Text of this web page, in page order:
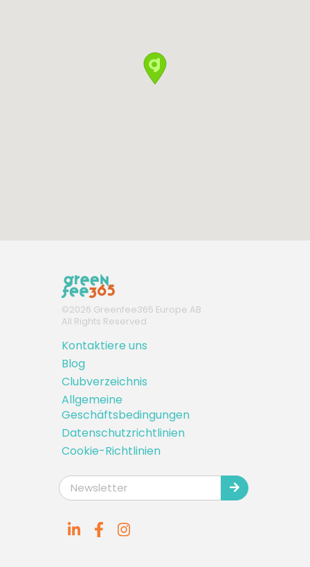
©2026 Greenfee365 Europe AB.
All Rights Reserved
Kontaktiere uns
Blog
Clubverzeichnis
Allgemeine
Geschäftsbedingungen
Datenschutzrichtlinien
Cookie-Richtlinien